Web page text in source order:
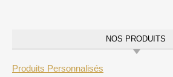
NOS PRODUITS
Produits Personnalisés